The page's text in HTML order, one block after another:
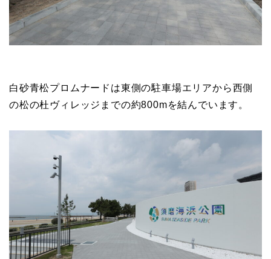
白砂青松プロムナードは東側の駐車場エリアから西側
の松の杜ヴィレッジまでの約800mを結んでいます。